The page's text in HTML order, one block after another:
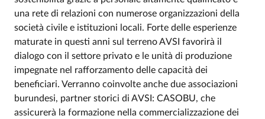
una rete di relazioni con numerose organizzazioni della
società civile e istituzioni locali. Forte delle esperienze
maturate in questi anni sul terreno AVSI favorirà il
dialogo con il settore privato e le unità di produzione
impegnate nel rafforzamento delle capacità dei
beneficiari. Verranno coinvolte anche due associazioni
burundesi, partner storici di AVSI: CASOBU, che
assicurerà la formazione nella commercializzazione dei